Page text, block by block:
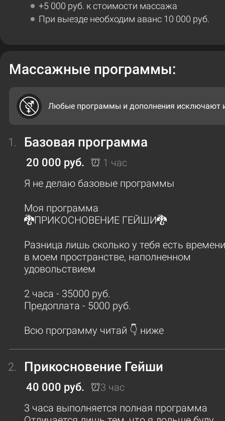
+​5 000 руб. к стоимости массажа
При выезде необходим аванс 10 000 руб.
Массажные программы:
Любые программы и дополнения исключают
1. Базовая программа
20 000 руб.
1 час
Я не делаю базовые программы
Моя программа
🐉ПРИКОСНОВЕНИЕ ГЕЙШИ🐉
Разница лишь сколько у тебя есть
в моем пространстве, наполненном
удовольствием
2 часа - 35000 руб.
Предоплата - 5000 руб.
Всю программу читай 👇 ниже
2. Прикосновение Гейши
40 000 руб.
3 час
3 часа выполняется полная программа